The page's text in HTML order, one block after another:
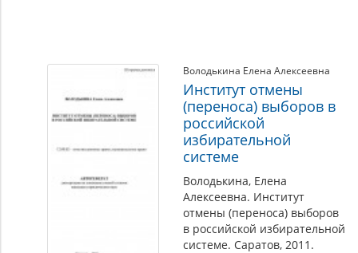
Володькина Елена Алексеевна
Институт отмены
(переноса) выборов в
российской
избирательной
системе
Володькина, Елена
Алексеевна. Институт
отмены (переноса) выборов
в российской избирательной
системе. Саратов, 2011.